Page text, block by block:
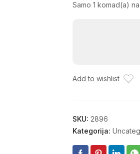
Samo 1 komad(a)
količina
Add to wishlist
SKU: 2896
Kategorija: